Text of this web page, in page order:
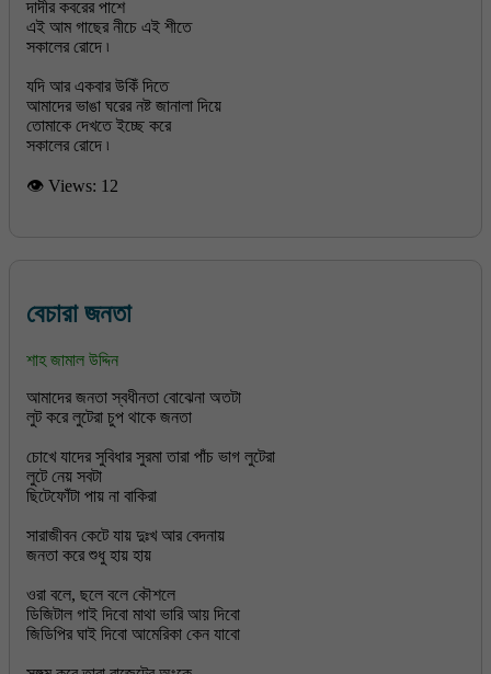
দাদীর কবরের পাশে
এই আম গাছের নীচে এই শীতে
সকালের রোদে ৷
যদি আর একবার উকিঁ দিতে
আমাদের ভাঙা ঘরের নষ্ট জানালা দিয়ে
তোমাকে দেখতে ইচ্ছে করে
সকালের রোদে ৷
👁 Views: 12
বেচারা জনতা
শাহ জামাল উদ্দিন
আমাদের জনতা স্বধীনতা বোঝেনা অতটা
লুট করে লুটেরা চুপ থাকে জনতা
চোখে যাদের সুবিধার সুরমা তারা পাঁচ ভাগ লুটেরা
লুটে নেয় সবটা
ছিটেফোঁটা পায় না বাকিরা
সারাজীবন কেটে যায় দুঃখ আর বেদনায়
জনতা করে শুধু হায় হায়
ওরা বলে, ছলে বলে কৌশলে
ডিজিটাল গাই দিবো মাথা ভারি আয় দিবো
জিডিপির ঘাই দিবো আমেরিকা কেন যাবো